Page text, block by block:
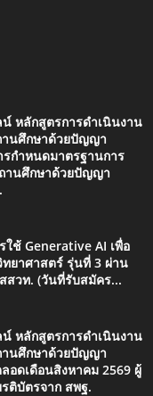
หลักสูตรการดำเนินงาน
นศึกษาด้วยปัญญา
กำหนดมาตรฐานการ
านศึกษาด้วยปัญญา
ช้ Generative AI เพื่อ
ทยาศาสตร์ รุ่นที่ 3 ผ่าน
สวท. (วันที่รับสมัคร...
หลักสูตรการดำเนินงาน
นศึกษาด้วยปัญญา
อดเดือนสิงหาคม 2569 ผู้
ติบัตรจาก สพฐ.